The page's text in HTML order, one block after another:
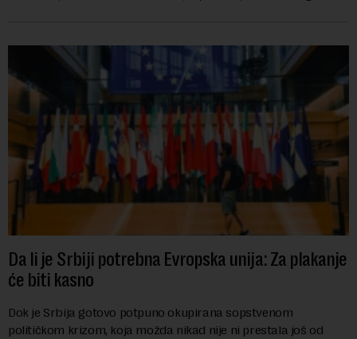
Da li je Srbiji potrebna Evropska unija: Za plakanje
će biti kasno
Dok je Srbija gotovo potpuno okupirana sopstvenom
političkom krizom, koja možda nikad nije ni prestala još od